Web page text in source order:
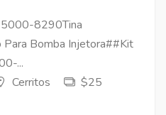
8290Tina
Bomba Injetora##Kit
...
Cerritos
$25